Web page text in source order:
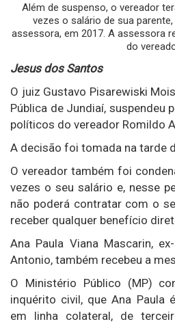
Além de suspenso, o vereador
vezes o salário de sua
assessora, em 2017. A assessora
do
Jesus dos Santos
O juiz Gustavo Pisarewiski
Pública de Jundiaí, suspendeu
políticos do vereador Romildo
A decisão foi tomada na tarde
O vereador também foi
vezes o seu salário e, nesse
não poderá contratar com o
receber qualquer benefício
Ana Paula Viana Mascarin,
Antonio, também recebeu a
O Ministério Público (MP)
inquérito civil, que Ana Paula
em linha colateral, de